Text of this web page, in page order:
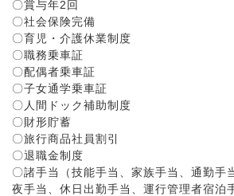
〇賞与年2回
〇社会保険完備
〇育児・介護休業制度
〇職務乗車証
〇配偶者乗車証
〇子女通学乗車証
〇人間ドック補助制度
〇財形貯蓄
〇旅行商品社員割引
〇退職金制度
〇諸手当（技能手当、家族手当、通勤手
夜手当、休日出勤手当、運行管理者宿泊